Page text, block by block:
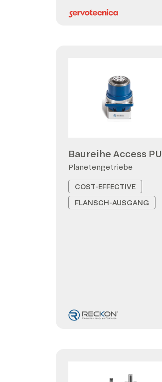
Baureihe Access PU
Planetengetriebe
COST-EFFECTIVE
FLANSCH-AUSGANG